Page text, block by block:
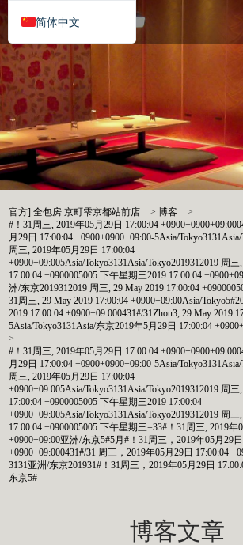
官方] 全包房 京町雫京都站前店 >博客
>
#！31周三, 2019年05月29日 17:00:04
月29日 17:00:04 +0900+0900+09:00-5Asia/
周三, 2019年05月29日 17:00:04
+0900+09:005Asia/Tokyo3131Asia/Tokyo2019312019 周三
17:00:04 +0900005005 下午星期三2019 17:00:04
洲/东京2019312019 周三, 29 May 2019 17:00:04
31周三, 29 May 2019 17:00:04 +0900+09:00Asia/
2019 17:00:04 +0900+09:000431#/31Zhou3, 29 May 2019
5Asia/Tokyo3131Asia/东京2019年5月29日 17:00:04
>
#！31周三, 2019年05月29日 17:00:04
月29日 17:00:04 +0900+0900+09:00-5Asia/
周三, 2019年05月29日 17:00:04
+0900+09:005Asia/Tokyo3131Asia/Tokyo2019312019 周三
17:00:04 +0900005005 下午星期三2019 17:00:04
+0900+09:005Asia/Tokyo3131Asia/Tokyo2019312019 周三
17:00:04 +0900005005 下午星期三=33#！31周三, 2019年
+0900+09:00亚洲/东京5#5月#！31周三，2019年05月29
+0900+09:000431#/31 周三，2019年05月29日 17:00:04
3131亚洲/东京201931#！31周三，2019年05月29日
东京5#
博客文章
简体中文